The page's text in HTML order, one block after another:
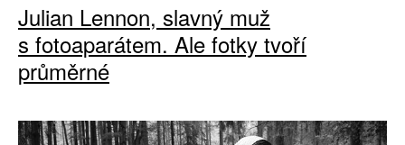
Julian Lennon, slavný muž
s fotoaparátem. Ale fotky tvoří
průměrné